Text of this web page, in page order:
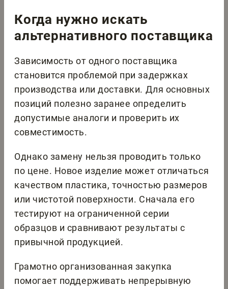
Когда нужно искать
альтернативного поставщика
Зависимость от одного поставщика
становится проблемой при задержках
производства или доставки. Для основных
позиций полезно заранее определить
допустимые аналоги и проверить их
совместимость.
Однако замену нельзя проводить только
по цене. Новое изделие может отличаться
качеством пластика, точностью размеров
или чистотой поверхности. Сначала его
тестируют на ограниченной серии
образцов и сравнивают результаты с
привычной продукцией.
Грамотно организованная закупка
помогает поддерживать непрерывную